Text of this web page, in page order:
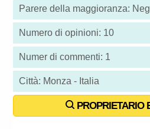
Parere della maggioranza:
Numero di opinioni: 10
Numer di commenti: 1
Città: Monza - Italia
PROPRIETARIO